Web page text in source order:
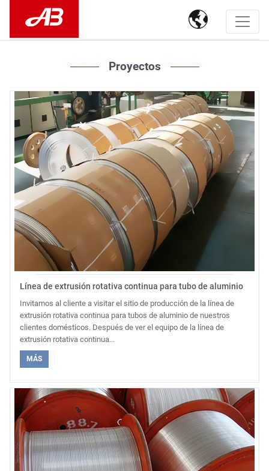

Proyectos
Línea de extrusión rotativa continua para tubo de aluminio
Invitamos al cliente a visitar el sitio de producción de la línea de
extrusión rotativa continua para tubos de aluminio de nuestros
clientes domésticos. Después de ver el equipo de la línea de
extrusión rotativa continua...
MÁS